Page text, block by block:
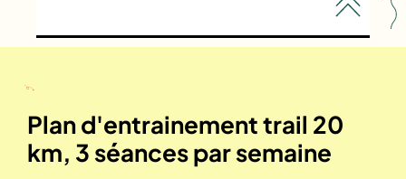
Plan d'entrainement trail 20
km, 3 séances par semaine